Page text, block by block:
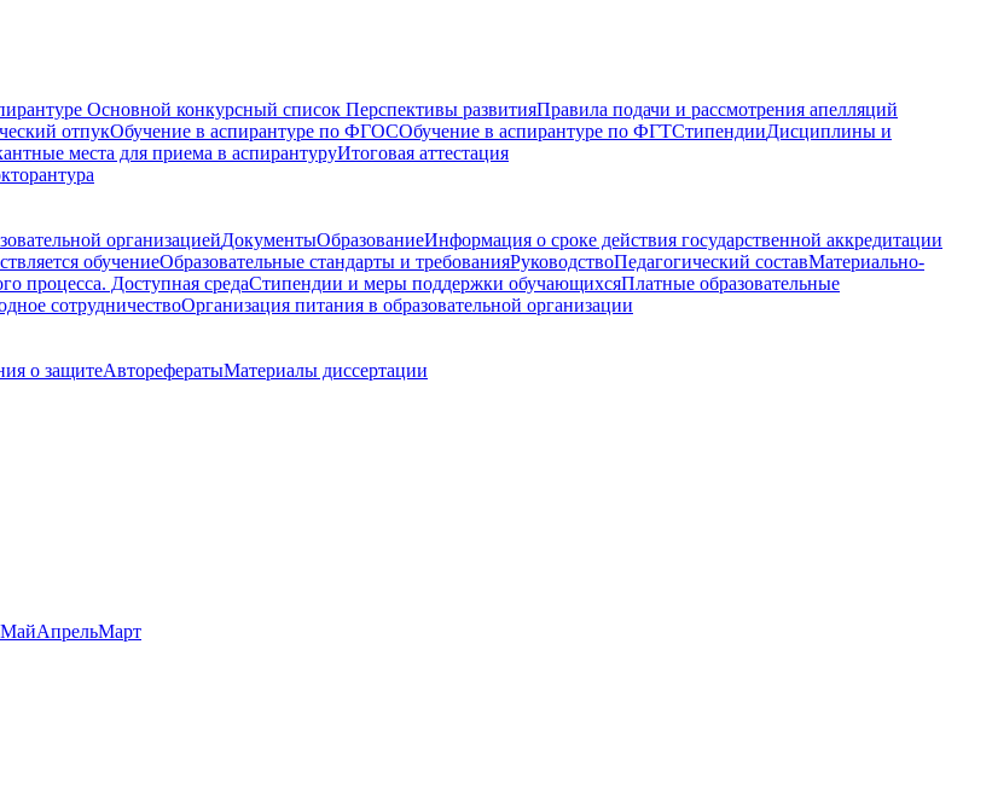
Основной конкурсный список Перспективы развитияПравила подачи и рассмотрения апелляций
отпукОбучение в аспирантуре по ФГОСОбучение в аспирантуре по ФГТСтипендииДисциплины и
места для приема в аспирантуруИтоговая аттестация
организациейДокументыОбразованиеИнформация о сроке действия государственной аккредитации
обучениеОбразовательные стандарты и требованияРуководствоПедагогический составМатериально-
процесса. Доступная средаСтипендии и меры поддержки обучающихсяПлатные образовательные
сотрудничествоОрганизация питания в образовательной организации
о защитеАвторефератыМатериалы диссертации
МайАпрельМарт